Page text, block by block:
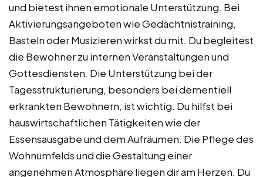
und bietest ihnen emotionale Unterstützung. Bei
Aktivierungsangeboten wie Gedächtnistraining,
Basteln oder Musizieren wirkst du mit. Du begleitest
die Bewohner zu internen Veranstaltungen und
Gottesdiensten. Die Unterstützung bei der
Tagesstrukturierung, besonders bei dementiell
erkrankten Bewohnern, ist wichtig. Du hilfst bei
hauswirtschaftlichen Tätigkeiten wie der
Essensausgabe und dem Aufräumen. Die Pflege des
Wohnumfelds und die Gestaltung einer
angenehmen Atmosphäre liegen dir am Herzen. Du